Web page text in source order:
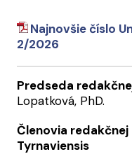
Najnovšie číslo
2/2026
Predseda
Lopatková, PhD.
Členovia
Tyrnaviensis